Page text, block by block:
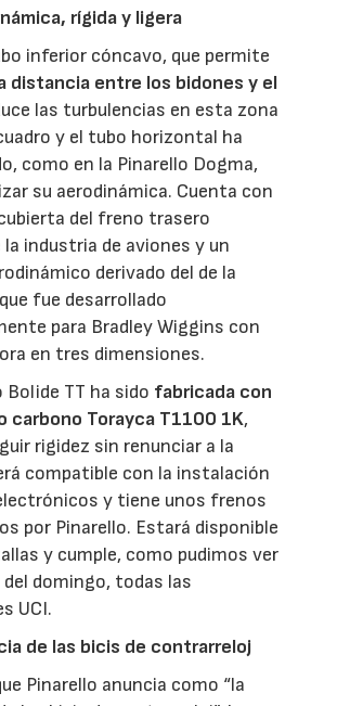
rígida y ligera
inferior cóncavo, que permite
distancia entre los bidones y el
las turbulencias en esta zona
y el tubo horizontal ha
como en la Pinarello Dogma,
su aerodinámica. Cuenta con
del freno trasero
la industria de aviones y un
derivado del de la
fue desarrollado
para Bradley Wiggins con
en tres dimensiones.
Bolide TT ha sido fabricada con
carbono Torayca T1100 1K,
rigidez sin renunciar a la
compatible con la instalación
y tiene unos frenos
por Pinarello. Estará disponible
y cumple, como pudimos ver
domingo, todas las
UCI.
de las bicis de contrarreloj
Pinarello anuncia como “la